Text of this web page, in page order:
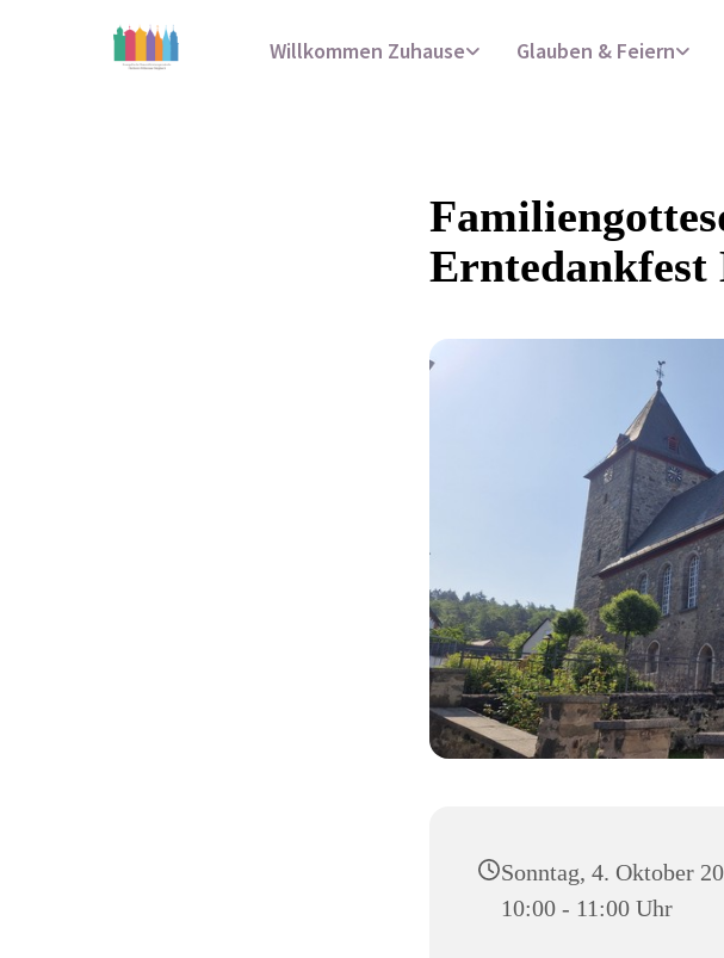
Willkommen Zuhause Glauben & Feiern
Erntedankfest
Sonntag, 4. Oktober
10:00 - 11:00 Uhr